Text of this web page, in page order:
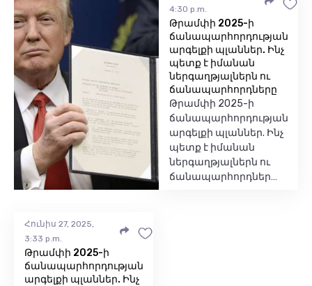
4:30 p.m.
Թրամփի 2025-ի
ճանապարհորդության
արգելքի պլաններ. Ինչ
պետք է իմանան
ներգաղթյալներն ու
ճանապարհորդները
Թրամփի 2025-ի
ճանապարհորդության
արգելքի պլաններ. Ինչ
պետք է իմանան
ներգաղթյալներն ու
ճանապարհորդներ…
Հունիս 27, 2025,
3:33 p.m.
Թրամփի 2025-ի
ճանապարհորդության
արգելքի պլաններ. Ինչ